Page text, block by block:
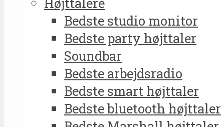
Bedste studio monitor
Bedste party højttaler
Soundbar
Bedste arbejdsradio
Bedste smart højttaler
Bedste bluetooth højttaler